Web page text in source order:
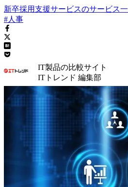
新卒採用支援サービスのサービス
#人事
IT製品の比較サイト
ITトレンド 編集部